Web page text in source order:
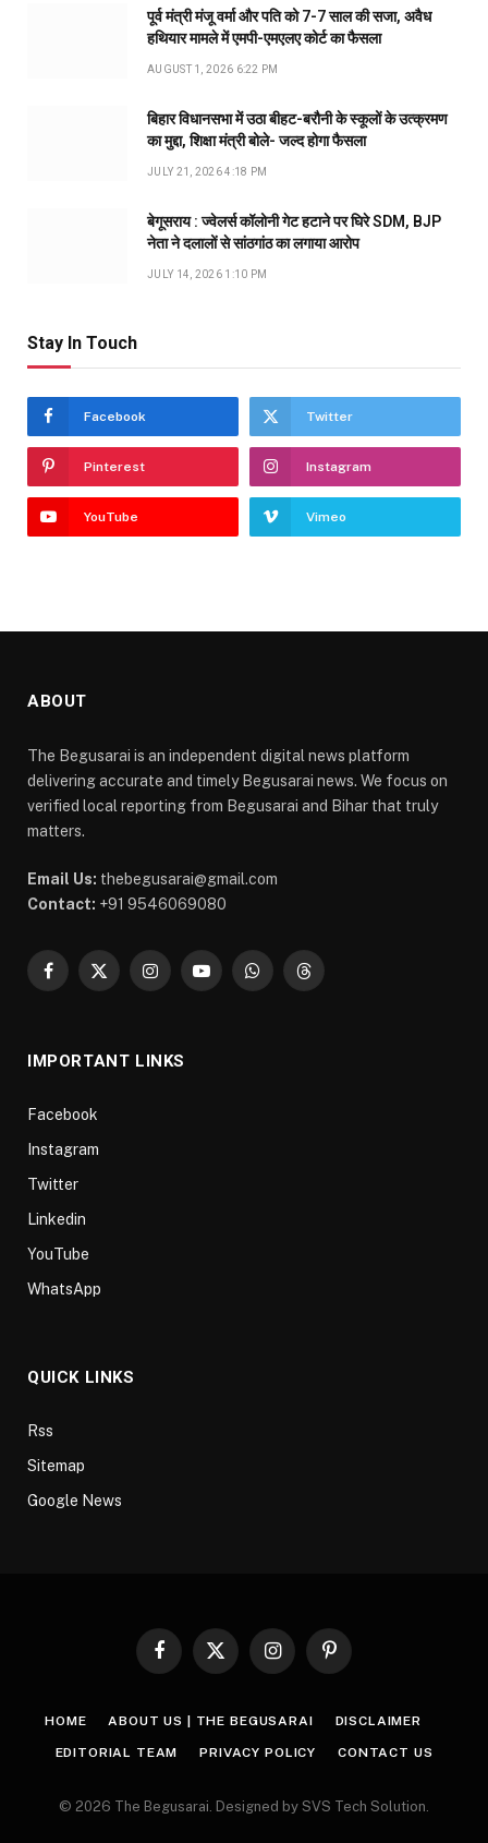
पूर्व मंत्री मंजू वर्मा और पति को 7-7 साल की सजा, अवैध
हथियार मामले में एमपी-एमएलए कोर्ट का फैसला
AUGUST 1, 2026 6:22 PM
बिहार विधानसभा में उठा बीहट-बरौनी के स्कूलों के उत्क्रमण
का मुद्दा, शिक्षा मंत्री बोले- जल्द होगा फैसला
JULY 21, 2026 4:18 PM
बेगूसराय : ज्वेलर्स कॉलोनी गेट हटाने पर घिरे SDM, BJP
नेता ने दलालों से सांठगांठ का लगाया आरोप
JULY 14, 2026 1:10 PM
Stay In Touch
Facebook Twitter
Pinterest Instagram
YouTube Vimeo
ABOUT
The Begusarai is an independent digital news platform
delivering accurate and timely Begusarai news. We focus on
verified local reporting from Begusarai and Bihar that truly
matters.
Email Us: thebegusarai@gmail.com
Contact: +91 9546069080
Facebook
X
InstagramYouTubeWhatsAppThreads
IMPORTANT LINKS
Facebook
Instagram
Twitter
Linkedin
YouTube
WhatsApp
QUICK LINKS
Rss
Sitemap
Google News
Facebook
X
InstagramPinterest
HOME ABOUT US | THE BEGUSARAI DISCLAIMER
EDITORIAL TEAM PRIVACY POLICY CONTACT US
© 2026 The Begusarai. Designed by SVS Tech Solution.